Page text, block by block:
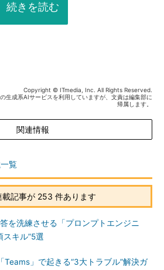
続きを読む
Copyright © ITmedia, Inc. All Rights Reserved.
生成系AIサービスを利用していますが、文責は編集部に
帰属します。
関連情報
覧
載記事が 253 件あります
を洗練させる「プロンプトエンジニ
スキル”5選
Teams」で起きる“3大トラブル”解決ガ